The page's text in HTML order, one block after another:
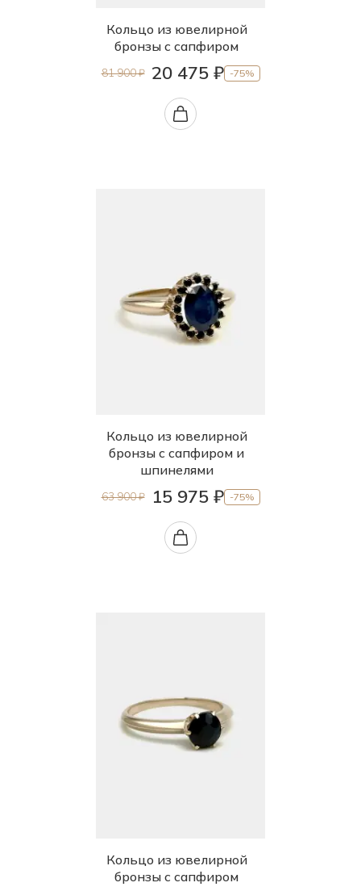
Кольцо из ювелирной
бронзы с сапфиром
81 900 ₽ 20 475 ₽ -75%
Кольцо из ювелирной
бронзы с сапфиром и
шпинелями
63 900 ₽ 15 975 ₽ -75%
Кольцо из ювелирной
бронзы с сапфиром